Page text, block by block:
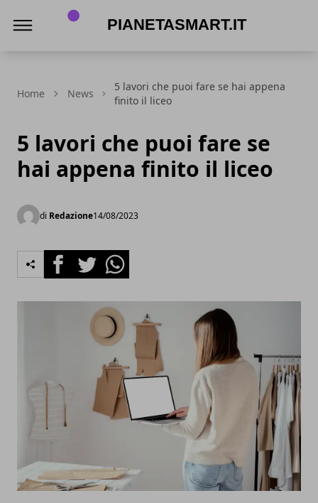
Home News
5 lavori che puoi fare se hai appena
finito il liceo
5 lavori che puoi fare se
hai appena finito il liceo
di Redazione14/08/2023
FacebookTwitterWhatsapp